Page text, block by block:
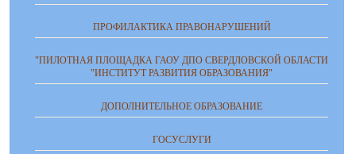
ПРОФИЛАКТИКА ПРАВОНАРУШЕНИЙ
"ПИЛОТНАЯ ПЛОЩАДКА ГАОУ ДПО СВЕРДЛОВСКОЙ ОБЛАСТИ
"ИНСТИТУТ РАЗВИТИЯ ОБРАЗОВАНИЯ"
ДОПОЛНИТЕЛЬНОЕ ОБРАЗОВАНИЕ
ГОСУСЛУГИ